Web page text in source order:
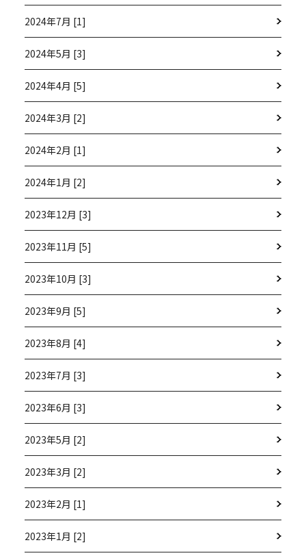
2024年7月 [1]
2024年5月 [3]
2024年4月 [5]
2024年3月 [2]
2024年2月 [1]
2024年1月 [2]
2023年12月 [3]
2023年11月 [5]
2023年10月 [3]
2023年9月 [5]
2023年8月 [4]
2023年7月 [3]
2023年6月 [3]
2023年5月 [2]
2023年3月 [2]
2023年2月 [1]
2023年1月 [2]